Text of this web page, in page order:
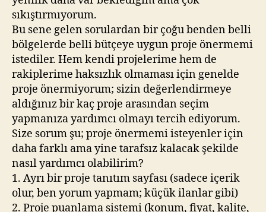
sıkıştırmıyorum.
Bu sene gelen sorulardan bir çoğu benden belli
bölgelerde belli bütçeye uygun proje önermemi
istediler. Hem kendi projelerime hem de
rakiplerime haksızlık olmaması için genelde
proje önermiyorum; sizin değerlendirmeye
aldığınız bir kaç proje arasından seçim
yapmanıza yardımcı olmayı tercih ediyorum.
Size sorum şu; proje önermemi isteyenler için
daha farklı ama yine tarafsız kalacak şekilde
nasıl yardımcı olabilirim?
1. Ayrı bir proje tanıtım sayfası (sadece içerik
olur, ben yorum yapmam; küçük ilanlar gibi)
2. Proje puanlama sistemi (konum, fiyat, kalite,